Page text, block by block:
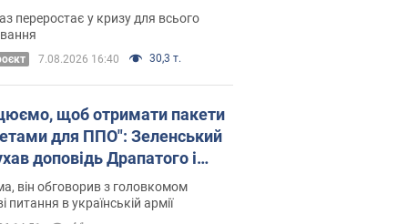
як це вдалося
переростає у кризу для всього
7.08.2026 16:40 30,3 т.
щоб отримати пакети
для ППО": Зеленський
доповідь Драпатого і
нові кроки
він обговорив з головкомом
питання в українській армії